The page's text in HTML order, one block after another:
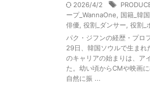
2026/4/2
ープ_WannaOne
国籍_韓国
俳優 役割_ダンサー 役割_
パク・ジフンの経歴・プロ
29日、韓国ソウルで生まれ
のキャリアの始まりは、ア
た。幼い頃からCMや映画
自然に振 ...